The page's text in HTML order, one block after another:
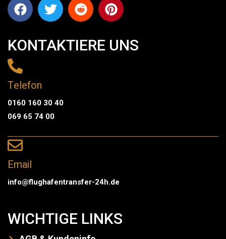
KONTAKTIERE UNS
Telefon
0160 160 30 40
069 65 74 00
Email
info@flughafentransfer-24h.de
WICHTIGE LINKS